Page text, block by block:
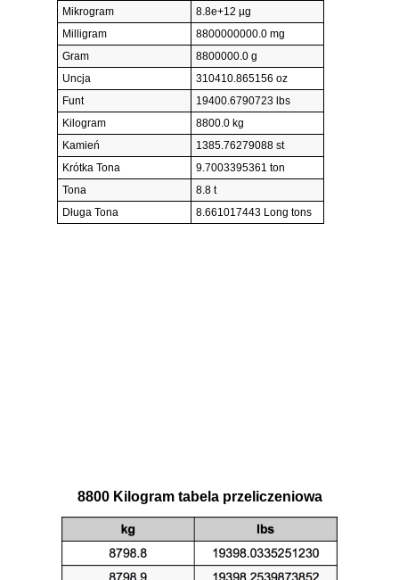
Mikrogram
8.8e+12 µg
Milligram
8800000000.0 mg
Gram
8800000.0 g
Uncja
310410.865156 oz
Funt
19400.6790723 lbs
Kilogram
8800.0 kg
Kamień
1385.76279088 st
Krótka Tona
9.7003395361 ton
Tona
8.8 t
Długa Tona
8.661017443 Long tons
8800 Kilogram tabela przeliczeniowa